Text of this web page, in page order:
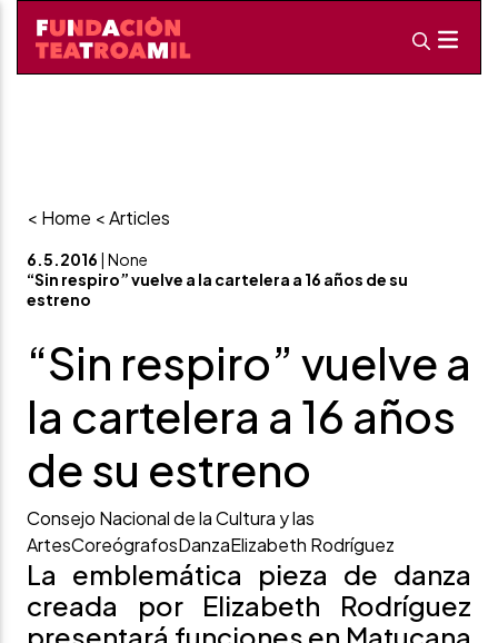
< Home < Articles
6.5.2016 | None
“Sin respiro” vuelve a la cartelera a 16 años de su
estreno
“Sin respiro” vuelve a
la cartelera a 16 años
de su estreno
Consejo Nacional de la Cultura y las
ArtesCoreógrafosDanzaElizabeth Rodríguez
La emblemática pieza de danza
creada por Elizabeth Rodríguez
presentará funciones en Matucana